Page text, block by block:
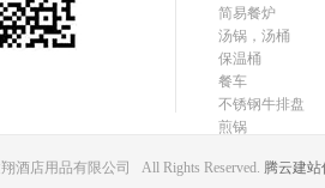
简易餐炉
汤锅，汤桶
保温桶
餐车
不锈钢牛排盘
煎锅
酒店用品有限公司 All Rights Reserved. 腾云建